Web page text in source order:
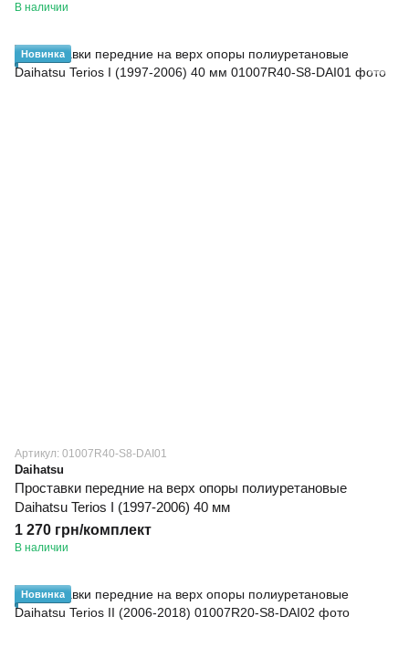
В наличии
Новинка
Артикул: 01007R40-S8-DAI01
Daihatsu
Проставки передние на верх опоры полиуретановые
Daihatsu Terios I (1997-2006) 40 мм
1 270 грн/комплект
В наличии
Новинка